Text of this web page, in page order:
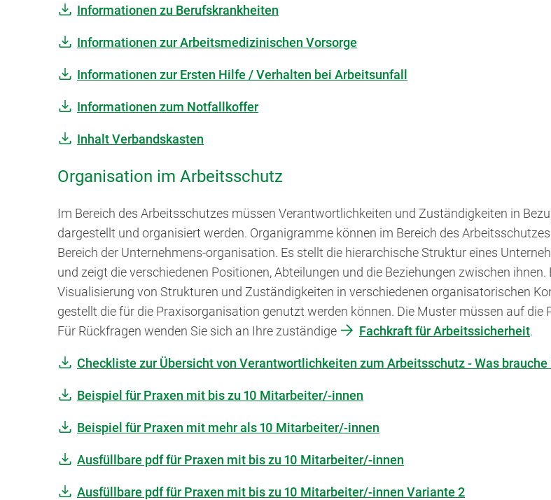
Informationen zu Berufskrankheiten
Informationen zur Arbeitsmedizinischen Vorsorge
Informationen zur Ersten Hilfe / Verhalten bei Arbeitsunfall
Informationen zum Notfallkoffer
Inhalt Verbandskasten
Organisation im Arbeitsschutz
Im Bereich des Arbeitsschutzes müssen Verantwortlichkeiten und Zuständigkeiten in
dargestellt und organisiert werden. Organigramme können im Bereich des
Bereich der Unternehmens-organisation. Es stellt die hierarchische Struktur eines
und zeigt die verschiedenen Positionen, Abteilungen und die Beziehungen zwischen
Visualisierung von Strukturen und Zuständigkeiten in verschiedenen organisatorischen
gestellt die für die Praxisorganisation genutzt werden können. Die Muster müssen auf
Für Rückfragen wenden Sie sich an Ihre zuständige
Fachkraft für Arbeitssicherheit.
Checkliste zur Übersicht von Verantwortlichkeiten zum Arbeitsschutz - Was brauche
Beispiel für Praxen mit bis zu 10 Mitarbeiter/-innen
Beispiel für Praxen mit mehr als 10 Mitarbeiter/-innen
Ausfüllbare pdf für Praxen mit bis zu 10 Mitarbeiter/-innen
Ausfüllbare pdf für Praxen mit bis zu 10 Mitarbeiter/-innen Variante 2